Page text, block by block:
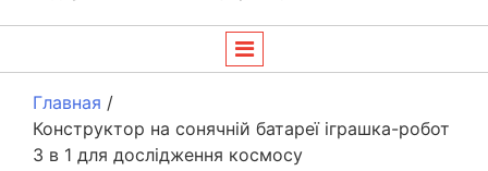
Главная /
Конструктор на сонячній батареї іграшка-робот
3 в 1 для дослідження космосу